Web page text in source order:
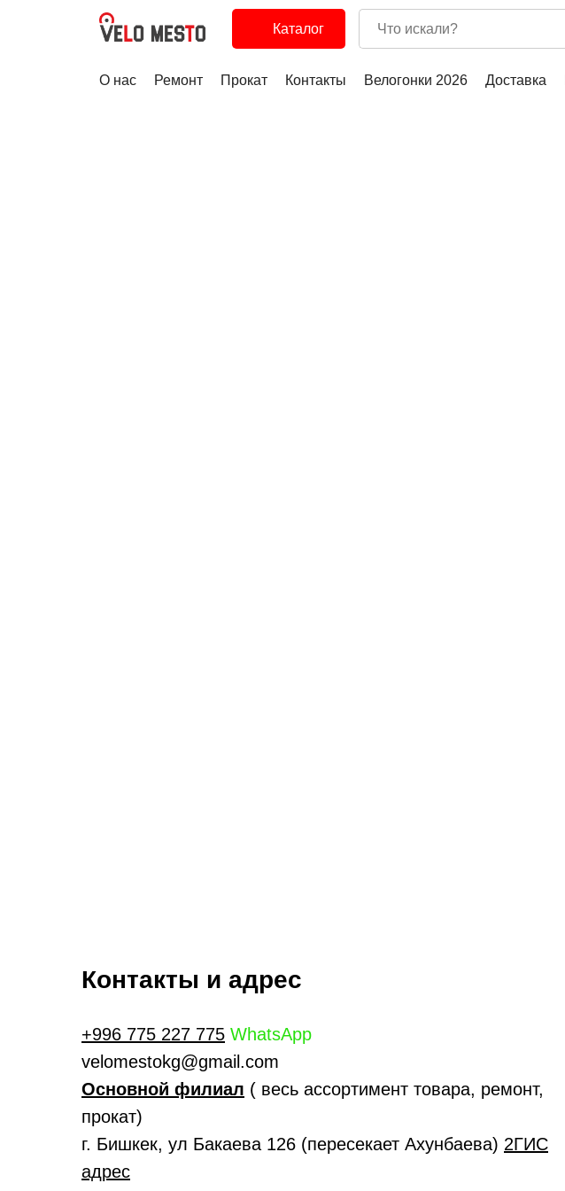
Каталог
О нас Ремонт Прокат Контакты Велогонки 2026 Доставка
Контакты и адрес
+996 775 227 775 WhatsApp
velomestokg@gmail.com
Основной филиал ( весь ассортимент товара, ремонт,
прокат)
г. Бишкек, ул Бакаева 126 (пересекает Ахунбаева) 2ГИС
адрес